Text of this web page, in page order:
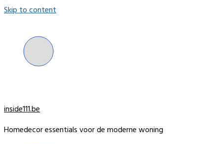
Skip to content
inside111.be
Homedecor essentials voor de moderne woning